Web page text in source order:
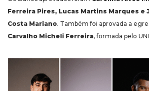
Ferreira Pires, Lucas Martins Marques e
Costa Mariano. Também foi aprovada a
Carvalho Micheli Ferreira, formada pelo